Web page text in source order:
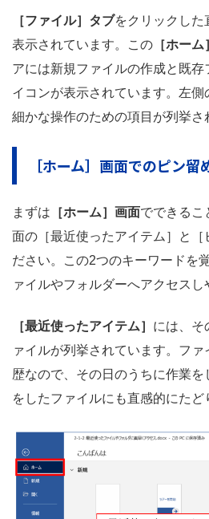
［ファイル］タブをクリックした
表示されています。この ［ホー
アには新規ファイルの作成と既
イコンが表示されています。左
細かな操作のための項目が列挙さ
［ホーム］画面でのピン留
まずは ［ホーム］画面でできるこ
面の［最近使ったアイテム］と［
ださい。この2つのキーワードを
ァイルやフォルダーへアクセスし
［最近使ったアイテム］ には、そ
ァイルが列挙されています。フ
歴なので、その日のうちに作業
をしたファイルにも直感的にたど